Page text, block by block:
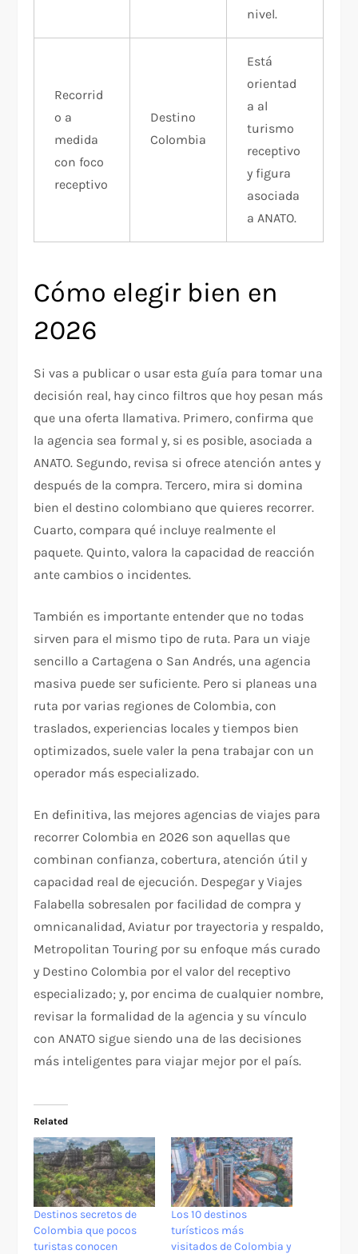
nivel.
Recorrid
o a
medida
con foco
receptivo
Destino
Colombia
Está
orientad
a al
turismo
receptivo
y figura
asociada
a ANATO. ​
Cómo elegir bien en
2026
Si vas a publicar o usar esta guía para tomar una
decisión real, hay cinco filtros que hoy pesan más
que una oferta llamativa. Primero, confirma que
la agencia sea formal y, si es posible, asociada a
ANATO. Segundo, revisa si ofrece atención antes y
después de la compra. Tercero, mira si domina
bien el destino colombiano que quieres recorrer.
Cuarto, compara qué incluye realmente el
paquete. Quinto, valora la capacidad de reacción
ante cambios o incidentes.
También es importante entender que no todas
sirven para el mismo tipo de ruta. Para un viaje
sencillo a Cartagena o San Andrés, una agencia
masiva puede ser suficiente. Pero si planeas una
ruta por varias regiones de Colombia, con
traslados, experiencias locales y tiempos bien
optimizados, suele valer la pena trabajar con un
operador más especializado.
En definitiva, las mejores agencias de viajes para
recorrer Colombia en 2026 son aquellas que
combinan confianza, cobertura, atención útil y
capacidad real de ejecución. Despegar y Viajes
Falabella sobresalen por facilidad de compra y
omnicanalidad, Aviatur por trayectoria y respaldo,
Metropolitan Touring por su enfoque más curado
y Destino Colombia por el valor del receptivo
especializado; y, por encima de cualquier nombre,
revisar la formalidad de la agencia y su vínculo
con ANATO sigue siendo una de las decisiones
más inteligentes para viajar mejor por el país.
Related
Destinos secretos de
Colombia que pocos
turistas conocen
Los 10 destinos
turísticos más
visitados de Colombia y